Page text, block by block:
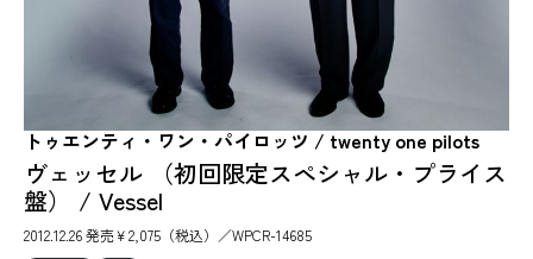
トゥエンティ・ワン・パイロッツ / twenty one pilots
ヴェッセル （初回限定スペシャル・プライス
盤） / Vessel
2012.12.26 発売￥2,075（税込）／WPCR-14685